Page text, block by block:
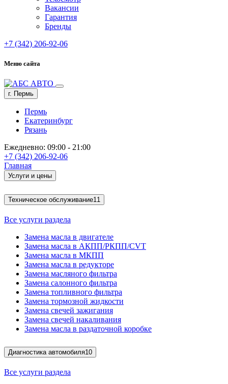
Вакансии
Гарантия
Бренды
+7 (342) 206-92-06
Меню сайта
г. Пермь
Пермь
Екатеринбург
Рязань
Ежедневно: 09:00 - 21:00
+7 (342) 206-92-06
Главная
Услуги и цены
Техническое обслуживание11
Все услуги раздела
Замена масла в двигателе
Замена масла в АКПП/РКПП/CVT
Замена масла в МКПП
Замена масла в редукторе
Замена масляного фильтра
Замена салонного фильтра
Замена топливного фильтра
Замена тормозной жидкости
Замена свечей зажигания
Замена свечей накаливания
Замена масла в раздаточной коробке
Диагностика автомобиля10
Все услуги раздела